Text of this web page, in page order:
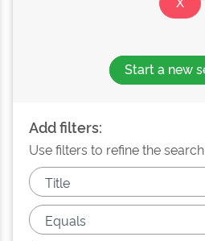
Start a new
Add filters:
Use filters to refine the